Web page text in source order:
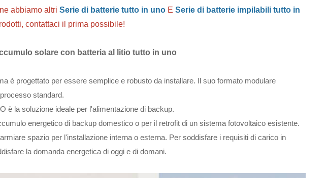
abbiamo altri Serie di batterie tutto in uno E Serie di batterie impilabili tutto in
contattaci il prima possibile!
solare con batteria al litio tutto in uno
è progettato per essere semplice e robusto da installare. Il suo formato modulare
standard.
è la soluzione ideale per l'alimentazione di backup.
energetico di backup domestico o per il retrofit di un sistema fotovoltaico esistente.
spazio per l'installazione interna o esterna. Per soddisfare i requisiti di carico in
la domanda energetica di oggi e di domani.